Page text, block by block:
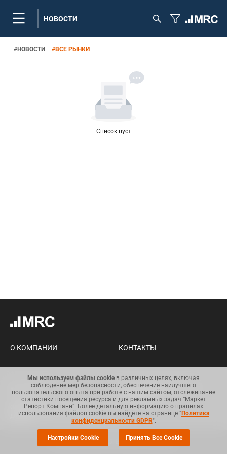
НОВОСТИ
#НОВОСТИ #ВСЕ РЫНКИ
Список пуст
О КОМПАНИИ КОНТАКТЫ
Карта сайта
Условия использования
информации
Общий регламент по защите
данных
© Copyright 2008-2025. Все права защищены.
Мы используем файлы cookie в различных целях, включая
соблюдение мер безопасности, обеспечение наилучшего
пользовательского опыта при работе с нашим сайтом, отслеживание
статистики посещения ресурса и для рекламных задач “Маркет
Репорт Компани”. Более детальную информацию о правилах
использования файлов cookie вы найдёте на странице " Политика
конфиденциальности GDPR".
Настройки Cookie Принять Все Cookie